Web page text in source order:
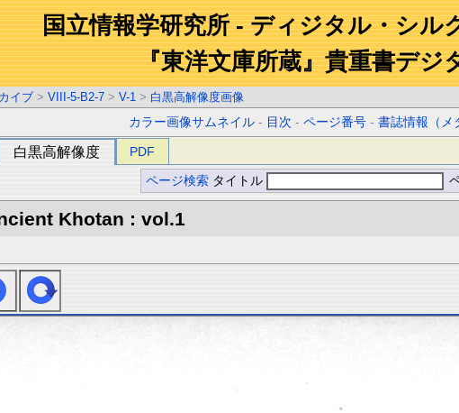
国立情報学研究所 - ディジタル・シル
『東洋文庫所蔵』貴重書デジ
イブ > VIII-5-B2-7 > V-1 > 白黒高解像度画像
カラー画像サムネイル - 目次 -ページ番号 -書誌情報（メ
白黒高解像度 PDF
ページ検索 タイトル
Khotan : vol.1